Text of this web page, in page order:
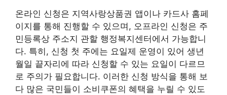
온라인 신청은 지역사랑상품권 앱이나 카드사 홈페
이지를 통해 진행할 수 있으며, 오프라인 신청은 주
민등록상 주소지 관할 행정복지센터에서 가능합니
다. 특히, 신청 첫 주에는 요일제 운영이 있어 생년
월일 끝자리에 따라 신청할 수 있는 요일이 다르므
로 주의가 필요합니다. 이러한 신청 방식을 통해 보
다 많은 국민들이 소비쿠폰의 혜택을 누릴 수 있도